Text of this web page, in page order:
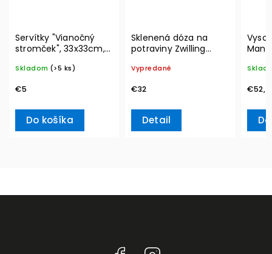
Servítky "Vianočný
stromček", 33x33cm,
L– Villeroy & Boch
Skladom (>5 ks)
€5
Do košíka
Sklenená dóza na
potraviny Zwilling
Vypredané
€32
Detail
&